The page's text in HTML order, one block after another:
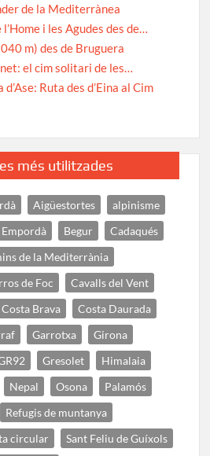
de la Mediterrànea
i les Agudes des de…
m) des de Bruguera
el cim solitari de les…
Ruta des d’Eina al Cim
més utilitzades
Aigüestortes
alpinisme
Empordà Begur
Cadaqués
de la Mediterrània
de Foc
Cavalls del Vent
Costa Brava
Costa Daurada
Garrotxa
Girona
Gresolet
Himalaia
Nepal Osona
Palamós
Refugis de muntanya
circular
Sant Feliu de Guíxols